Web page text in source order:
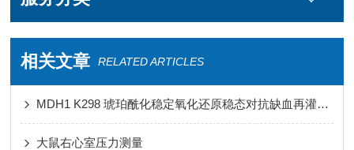
相关文章 RELATED ARTICLES
MDH1 K298 琥珀酰化稳定氧化还原稳态对抗缺血再灌注损伤心肌铁死亡
大鼠右心室压力测量